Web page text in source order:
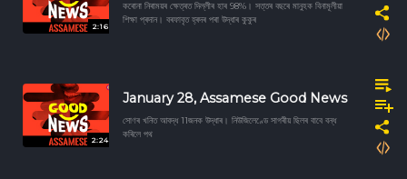
2:16
কৰোনা নিৰাময়ৰ ক্ষেত্ৰত দিল্লীৰ হাৰ 98%। সত্তৰ বছৰে মানুহক বিনামূলীয়া
শিক্ষা প্ৰদান। বৰফাবৃত হ্ৰদৰ পৰা উদ্ধাৰ কুকুৰ
2:24
January 28, Assamese Good News
সোণৰ খনিত আবদ্ধ 11জনক উদ্ধাৰ। নিউজিলেণ্ডে সাগৰীয় ছিলৰ বাবে বন্ধ
কৰিলে পথ